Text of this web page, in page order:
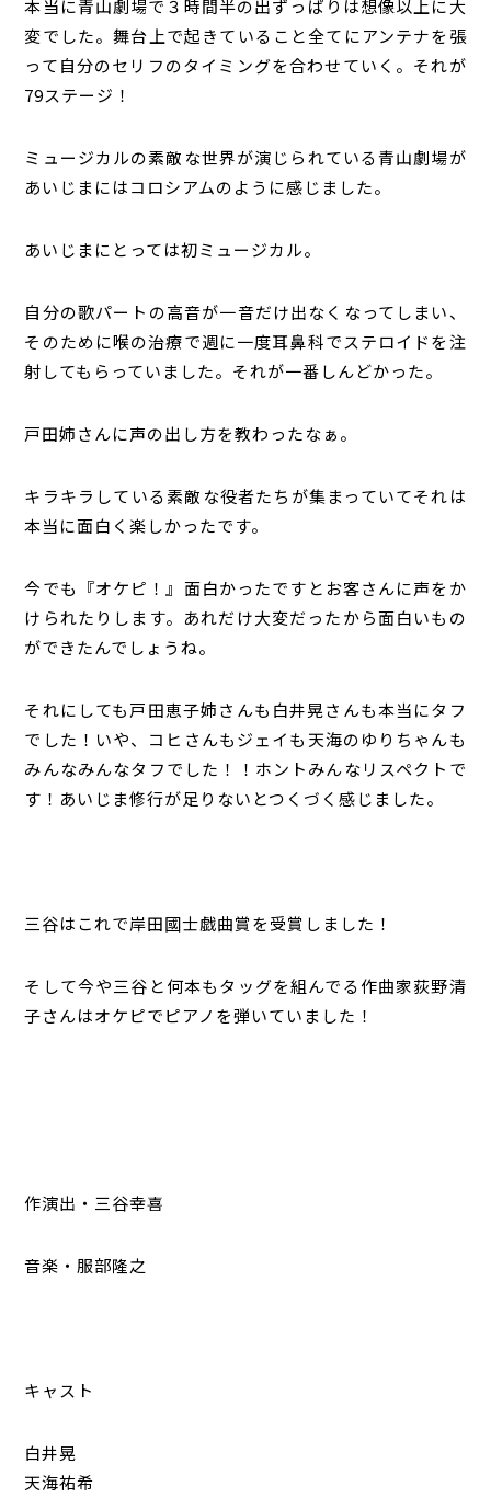
本当に青山劇場で３時間半の出ずっぱりは想像以上に大
変でした。舞台上で起きていること全てにアンテナを張
って自分のセリフのタイミングを合わせていく。それが
79ステージ！
ミュージカルの素敵な世界が演じられている青山劇場が
あいじまにはコロシアムのように感じました。
あいじまにとっては初ミュージカル。
自分の歌パートの高音が一音だけ出なくなってしまい、
そのために喉の治療で週に一度耳鼻科でステロイドを注
射してもらっていました。それが一番しんどかった。
戸田姉さんに声の出し方を教わったなぁ。
キラキラしている素敵な役者たちが集まっていてそれは
本当に面白く楽しかったです。
今でも『オケピ！』面白かったですとお客さんに声をか
けられたりします。あれだけ大変だったから面白いもの
ができたんでしょうね。
それにしても戸田恵子姉さんも白井晃さんも本当にタフ
でした！いや、コヒさんもジェイも天海のゆりちゃんも
みんなみんなタフでした！！ホントみんなリスペクトで
す！あいじま修行が足りないとつくづく感じました。
三谷はこれで岸田國士戯曲賞を受賞しました！
そして今や三谷と何本もタッグを組んでる作曲家荻野清
子さんはオケピでピアノを弾いていました！
作演出・三谷幸喜
音楽・服部隆之
キャスト
白井晃
天海祐希